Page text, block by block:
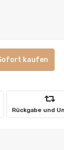
kaufen
Rückgabe und